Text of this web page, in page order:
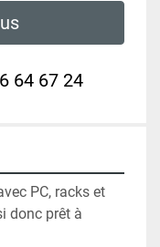
64 67 24
PC, racks et
donc prêt à